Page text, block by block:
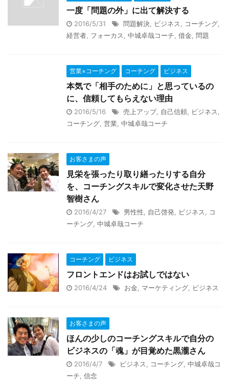
一度「問題の外」に出て解決する
2016/5/31 問題解決, ビジネス, コーチング,
経営者, フォーカス, 中城卓哉コーチ, 借金, 問題
営業×コーチング コーチング ビジネス
本気で「相手のために」と思っているの
に、信頼してもらえない理由
2016/5/16 売上アップ, 自己信頼, ビジネス,
コーチング, 営業, 中城卓哉コーチ
お客さまの声
見栄を張ったり取り繕ったりする自分
を、コーチングスキルで変化させた天野
智樹さん
2016/4/27 男性性, 自己啓発, ビジネス, コ
ーチング, 中城卓哉コーチ
コーチング ビジネス
フロントエンドはお試しではない
2016/4/24 お金, マーケティング, ビジネス
お客さまの声
ほんの少しのコーチングスキルで自分の
ビジネスの「魂」が目覚めた黒瀧さん
2016/4/7 ビジネス, コーチング, 中城卓哉コ
ーチ, 信念